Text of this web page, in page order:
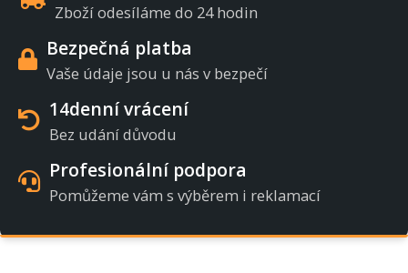
Zboží odesíláme do 24 hodin
Bezpečná platba
Vaše údaje jsou u nás v bezpečí
14denní vrácení
Bez udání důvodu
Profesionální podpora
Pomůžeme vám s výběrem i reklamací